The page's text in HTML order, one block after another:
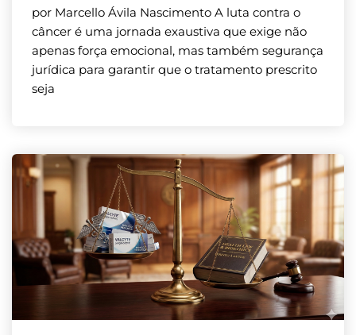
por Marcello Ávila Nascimento A luta contra o
câncer é uma jornada exaustiva que exige não
apenas força emocional, mas também segurança
jurídica para garantir que o tratamento prescrito
seja